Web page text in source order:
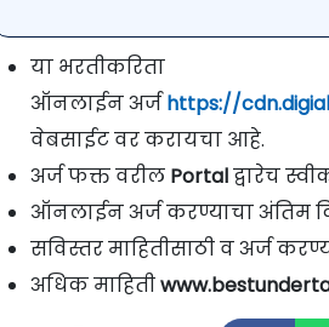
या भरतीकरिता
ऑनलाईन अर्जhttps://
वेबसाईट वर करायचा आहे.
अर्ज फक्त वरील Portalद्वारेच
ऑनलाईन अर्ज करण्याचा अंतिम
सविस्तर माहितीसाठी व अर्ज
अधिक माहिती